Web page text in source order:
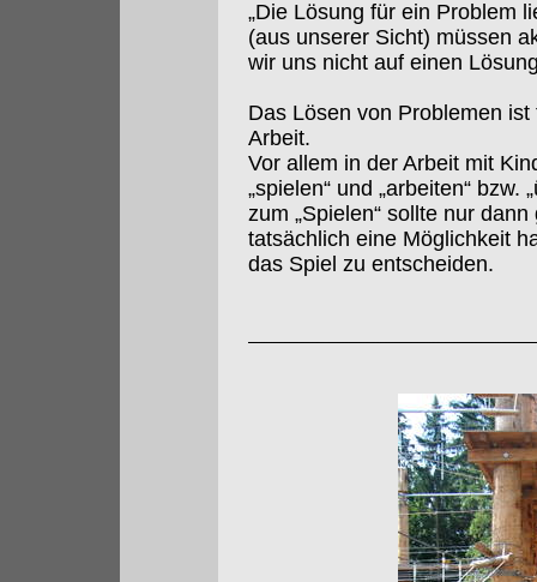
„Die Lösung für ein Problem
(aus unserer Sicht) müssen
wir uns nicht auf einen
Das Lösen von Problemen ist
Arbeit.
Vor allem in der Arbeit mit
„spielen“ und „arbeiten“
zum „Spielen“ sollte nur
tatsächlich eine Möglichkeit
das Spiel zu entscheiden.